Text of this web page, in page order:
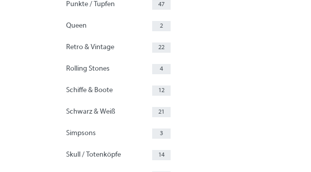
Punkte / Tupfen 47
Queen 2
Retro & Vintage 22
Rolling Stones 4
Schiffe & Boote 12
Schwarz & Weiß 21
Simpsons 3
Skull / Totenköpfe 14